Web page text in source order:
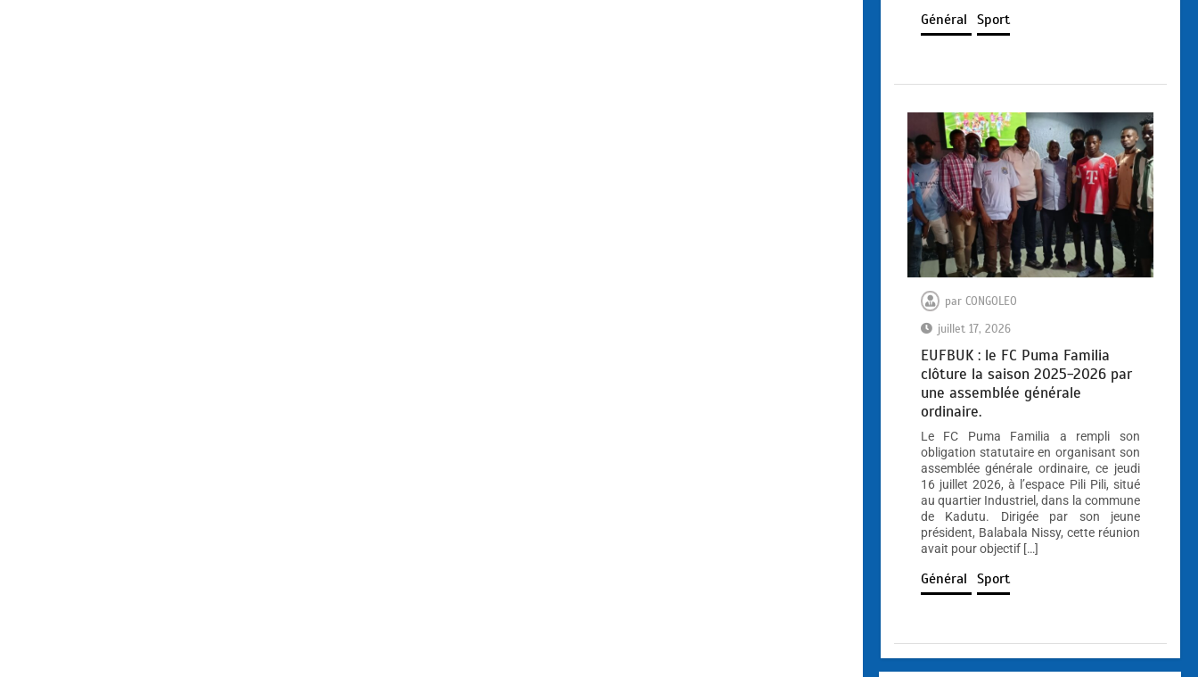
Général Sport
par CONGOLEO
juillet 17, 2026
EUFBUK : le FC Puma Familia
clôture la saison 2025-2026 par
une assemblée générale
ordinaire.
Le FC Puma Familia a rempli son
obligation statutaire en organisant son
assemblée générale ordinaire, ce jeudi
16 juillet 2026, à l’espace Pili Pili, situé
au quartier Industriel, dans la commune
de Kadutu. Dirigée par son jeune
président, Balabala Nissy, cette réunion
avait pour objectif […]
Général Sport